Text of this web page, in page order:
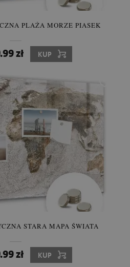
PLAŻA MORZE PIASEK
zł KUP
STARA MAPA ŚWIATA
zł KUP